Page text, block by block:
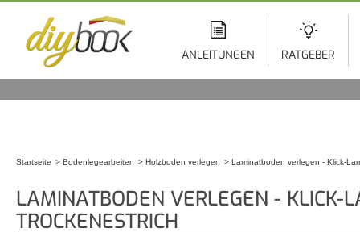
ANLEITUNGEN RATGEBER
Startseite Bodenlegearbeiten Holzboden verlegen Laminatboden verlegen - Klick-
LAMINATBODEN VERLEGEN - KLICK-
TROCKENESTRICH